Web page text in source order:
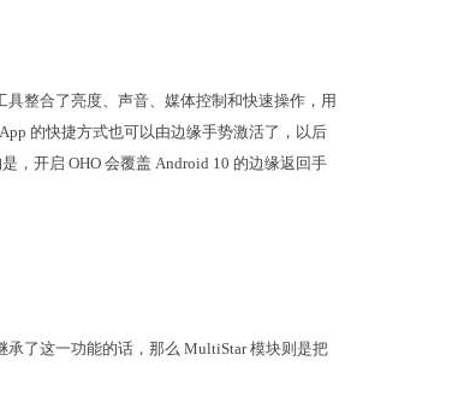
具整合了亮度、声音、媒体控制和快速操作，用
的快捷方式也可以由边缘手势激活了，以后
，开启 OHO 会覆盖 Android 10 的边缘返回手
承了这一功能的话，那么 MultiStar 模块则是把